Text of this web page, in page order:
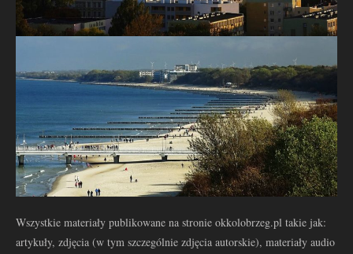
Wszystkie materiały publikowane na stronie okkolobrzeg.pl takie jak:
artykuły, zdjęcia (w tym szczególnie zdjęcia autorskie), materiały audio